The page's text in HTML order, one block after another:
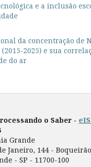
e a inclusão
da concentração de
(2015-2025) e sua
do ar
o Saber -
Grande
Janeiro, 144 - Boqueirão
- SP - 11700-100